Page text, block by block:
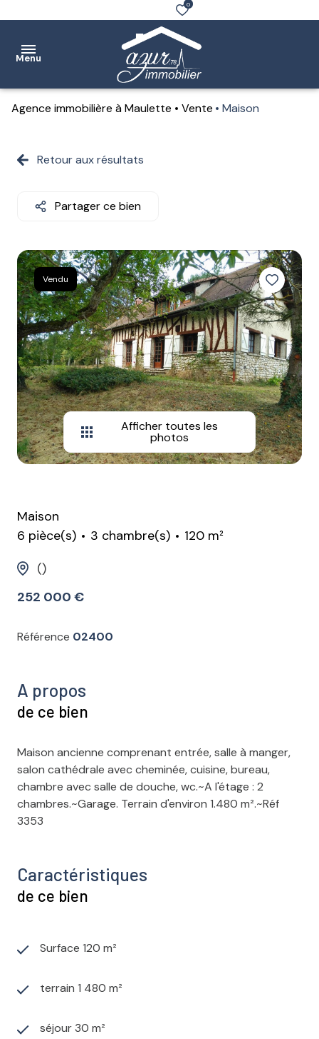
0
Menu
Ventes
Notre
Estimation
Contact
Agence immobilière à Maulette Vente Maison
Retour aux résultats
Partager ce bien
Vendu
Afficher toutes les
photos
Maison
6 pièce(s)
3 chambre(s)
120 m²
()
252 000 €
Référence 02400
A propos
de ce bien
Maison ancienne comprenant entrée, salle à manger,
salon cathédrale avec cheminée, cuisine, bureau,
chambre avec salle de douche, wc.~A l'étage : 2
chambres.~Garage. Terrain d'environ 1.480 m².~Réf
3353
Caractéristiques
de ce bien
Surface 120 m²
terrain 1 480 m²
séjour 30 m²